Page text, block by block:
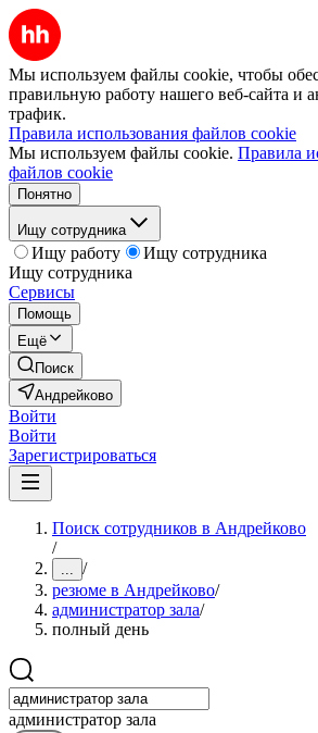
Мы используем файлы cookie, чтобы
правильную работу нашего веб-сайта и
трафик.
Правила использования файлов cookie
Мы используем файлы cookie. Правила
файлов cookie
Понятно
Ищу сотрудника
Ищу работу
Ищу сотрудника
Ищу сотрудника
Сервисы
Помощь
Ещё
Поиск
Андрейково
Войти
Войти
Зарегистрироваться
Поиск сотрудников в Андрейково
/
... /
резюме в Андрейково/
администратор зала/
полный день
администратор зала